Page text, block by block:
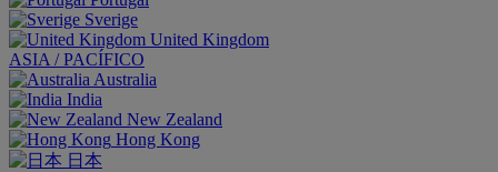
Sverige
United Kingdom
ASIA / PACÍFICO
Australia
India
New Zealand
Hong Kong
日本